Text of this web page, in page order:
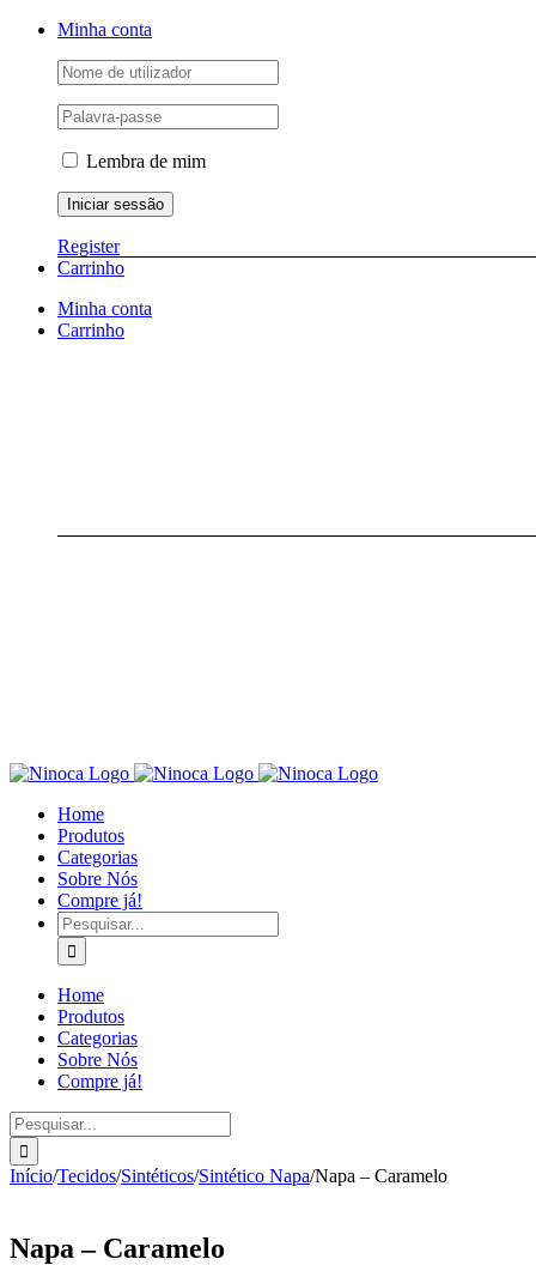
Skip
Facebook
Instagram
YouTubeMinha conta
Lembra de mim
Register
Carrinho
Minha conta
Carrinho
Home
Produtos
Categorias
Sobre Nós
Compre já!
Pesquisar
Home
Produtos
Categorias
Sobre Nós
Compre já!
Pesquisar
Início/Tecidos/Sintéticos/Sintético Napa/Napa – Caramelo
Napa – Caramelo